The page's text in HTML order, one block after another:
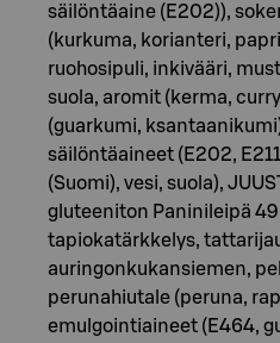
säilöntäaine (E202)),
(kurkuma, korianteri,
ruohosipuli, inkivääri,
suola, aromit (kerma,
(guarkumi,
säilöntäaineet (E202,
(Suomi), vesi, suola),
gluteeniton Paninileipä
tapiokatärkkelys,
auringonkukansiemen,
perunahiutale (peruna,
emulgointiaineet (E464,